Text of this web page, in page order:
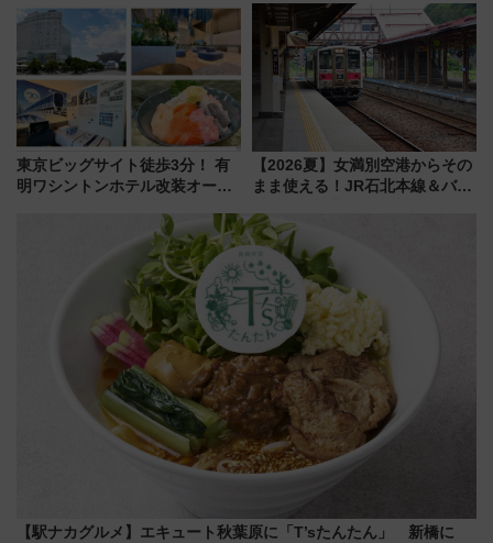
別 “プレミアムランチ”導入･ル
ートや価格など解説
ん)」企画がスタート
東京ビッグサイト徒歩3分！ 有
明ワシントンホテル改装オープ
客室」や海鮮丼が人気の朝食ビ
ュッフェを現地レポ
【2026夏】女満別空港からその
まま使える！JR石北本線＆バス
ーパス」でおトクに道東観光
（8/3発売）
【駅ナカグルメ】エキュート秋葉原に「T’sたんたん」 新橋に